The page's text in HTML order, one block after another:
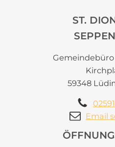
ST.
Gemeindebüro
59348
Email